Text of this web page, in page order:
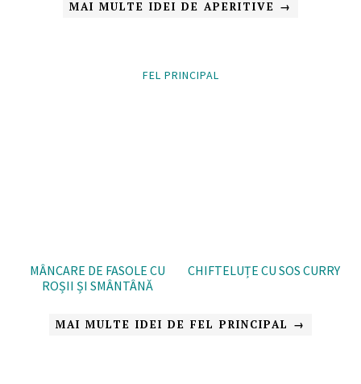
MAI MULTE IDEI DE APERITIVE →
FEL PRINCIPAL
MÂNCARE DE FASOLE CU
ROȘII ȘI SMÂNTÂNĂ
CHIFTELUȚE CU SOS CURRY
MAI MULTE IDEI DE FEL PRINCIPAL →